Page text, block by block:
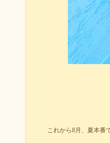
これから8月、夏本番